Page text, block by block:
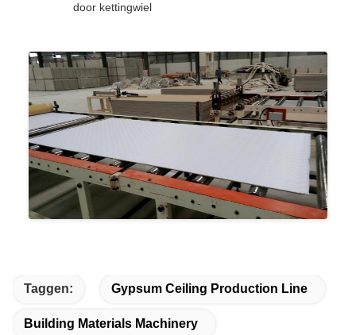
door kettingwiel
Taggen: Gypsum Ceiling Production Line
Building Materials Machinery